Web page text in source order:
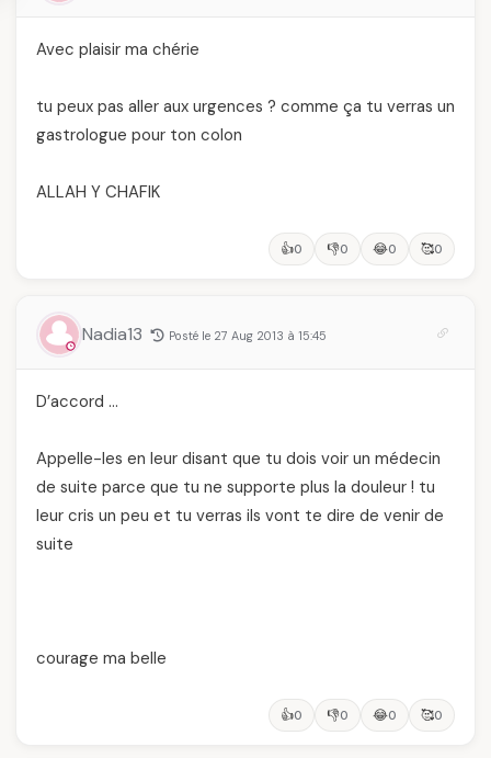
Avec plaisir ma chérie
tu peux pas aller aux urgences ? comme ça tu verras un
gastrologue pour ton colon
ALLAH Y CHAFIK
👍0 👎0 😂0 🥰0
Nadia13 Posté le 27 Aug 2013 à 15:45
D’accord …
Appelle-les en leur disant que tu dois voir un médecin
de suite parce que tu ne supporte plus la douleur ! tu
leur cris un peu et tu verras ils vont te dire de venir de
suite
courage ma belle
👍0 👎0 😂0 🥰0